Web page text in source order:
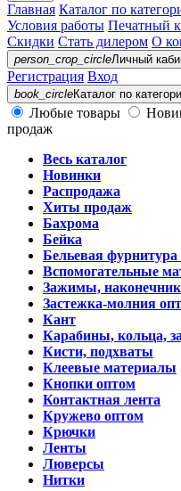
Главная Каталог по
Условия работы Печатный
Скидки Стать дилером О
person_crop_circleЛичный
Регистрация Вход
book_circleКаталог по
Любые товары
продаж
Весь каталог
Новинки
Распродажа
Хиты продаж
Бахрома
Бейка
Бельевая
Вспомогательные
Зажимы,
Застежка-молния
Кант
Карабины, кольца,
Кисти, подхваты
Клеевые материалы
Кнопки оптом
Контактная лента
Кружево оптом
Крючки
Ленты
Люверсы
Нитки